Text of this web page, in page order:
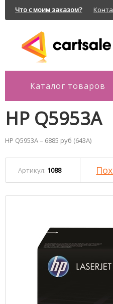
Что с моим заказом?
Каталог товаров
HP Q5953A
HP Q5953A – 6885 руб (643A)
Артикул: 1088